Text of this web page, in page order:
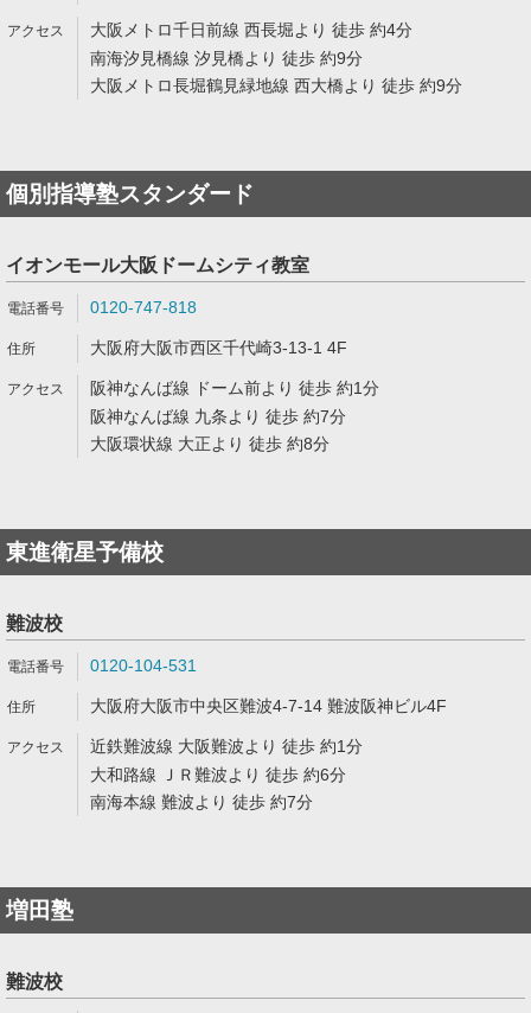
大阪メトロ千日前線 西長堀より 徒歩 約4分
南海汐見橋線 汐見橋より 徒歩 約9分
大阪メトロ長堀鶴見緑地線 西大橋より 徒歩 約9分
個別指導塾スタンダード
イオンモール大阪ドームシティ教室
0120-747-818
大阪府大阪市西区千代崎3-13-1 4F
阪神なんば線 ドーム前より 徒歩 約1分
阪神なんば線 九条より 徒歩 約7分
大阪環状線 大正より 徒歩 約8分
東進衛星予備校
難波校
0120-104-531
大阪府大阪市中央区難波4-7-14 難波阪神ビル4F
近鉄難波線 大阪難波より 徒歩 約1分
大和路線 ＪＲ難波より 徒歩 約6分
南海本線 難波より 徒歩 約7分
増田塾
難波校